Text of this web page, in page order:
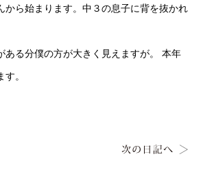
から始まります。中３の息子に背を抜かれ
ある分僕の方が大きく見えますが。 本年
。